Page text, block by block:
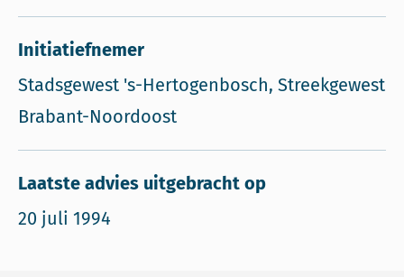
Initiatiefnemer
Stadsgewest 's-Hertogenbosch, Streekgewest
Brabant-Noordoost
Laatste advies uitgebracht op
20 juli 1994